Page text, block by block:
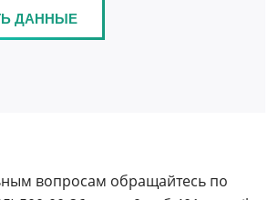
вопросам обращайтесь по